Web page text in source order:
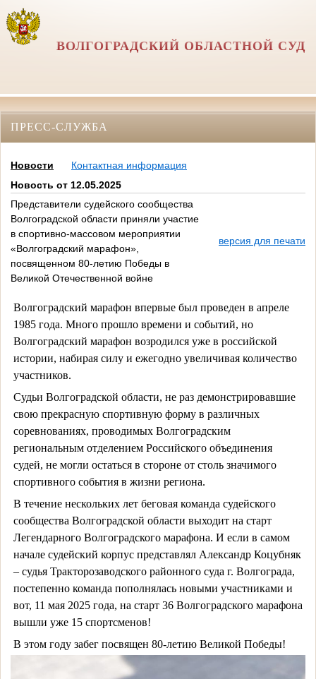
ВОЛГОГРАДСКИЙ ОБЛАСТНОЙ СУД
ПРЕСС-СЛУЖБА
Новости
Контактная информация
Новость от 12.05.2025
Представители судейского сообщества
Волгоградской области приняли участие
в спортивно-массовом мероприятии
«Волгоградский марафон»,
посвященном 80-летию Победы в
Великой Отечественной войне
версия для печати
Волгоградский марафон впервые был проведен в апреле
1985 года. Много прошло времени и событий, но
Волгоградский марафон возродился уже в российской
истории, набирая силу и ежегодно увеличивая количество
участников.
Судьи Волгоградской области, не раз демонстрировавшие
свою прекрасную спортивную форму в различных
соревнованиях, проводимых Волгоградским
региональным отделением Российского объединения
судей, не могли остаться в стороне от столь значимого
спортивного события в жизни региона.
В течение нескольких лет беговая команда судейского
сообщества Волгоградской области выходит на старт
Легендарного Волгоградского марафона. И если в самом
начале судейский корпус представлял Александр Коцубняк
– судья Тракторозаводского районного суда г. Волгограда,
постепенно команда пополнялась новыми участниками и
вот, 11 мая 2025 года, на старт 36 Волгоградского марафона
вышли уже 15 спортсменов!
В этом году забег посвящен 80-летию Великой Победы!